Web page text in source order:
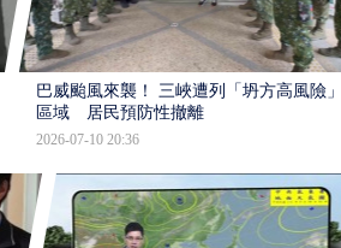
巴威颱風來襲！ 三峽遭列「坍方高風險」
區域 居民預防性撤離
2026-07-10 20:36